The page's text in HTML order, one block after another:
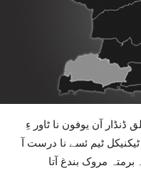
آن یوفون نا ٹاور ءِ
ٹیم ئسے نا درست آ
برمتہ مروک بندغ آتا